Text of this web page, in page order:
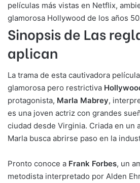
películas más vistas en Netflix,
glamorosa Hollywood de los años
Sinopsis de Las
aplican
La trama de esta cautivadora
glamorosa pero restrictiva
protagonista, Marla Mabrey,
es una joven actriz con grandes
ciudad desde Virginia. Criada en un
Marla busca abrirse paso en la
Pronto conoce a Frank Forbes, un
metodista interpretado por Alden